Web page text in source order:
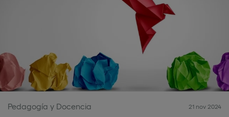
Pedagogía y Docencia 21 nov 2024